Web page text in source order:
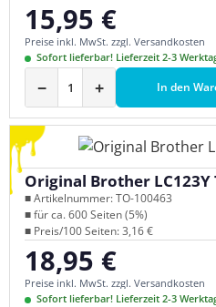
Regulärer Preis:
15,95 €
Preise inkl. MwSt. zzgl. Versandkosten
Sofort lieferbar! Lieferzeit 2-3
− + In den
Original Brother LC123Y
■ Artikelnummer: TO-100463
■ für ca. 600 Seiten (5%)
■ Preis/100 Seiten: 3,16 €
Regulärer Preis:
18,95 €
Preise inkl. MwSt. zzgl. Versandkosten
Sofort lieferbar! Lieferzeit 2-3